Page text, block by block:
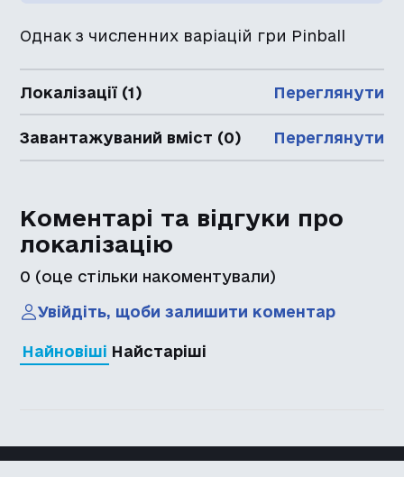
Однак з численних варіацій гри Pinball
Локалізації (1) Переглянути
Завантажуваний вміст (0) Переглянути
Коментарі та відгуки про
локалізацію
0 (оце стільки накоментували)
Увійдіть, щоби залишити коментар
Найновіші Найстаріші